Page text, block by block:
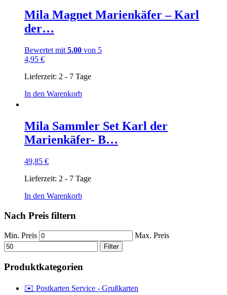
Mila Magnet Marienkäfer – Karl
der…
Bewertet mit 5.00 von 5
4,95 €
Lieferzeit: 2 - 7 Tage
In den Warenkorb
Mila Sammler Set Karl der
Marienkäfer- B…
49,85 €
Lieferzeit: 2 - 7 Tage
In den Warenkorb
Nach Preis filtern
Min. Preis Max. Preis
Filter
Produktkategorien
✉️ Postkarten Service - Grußkarten